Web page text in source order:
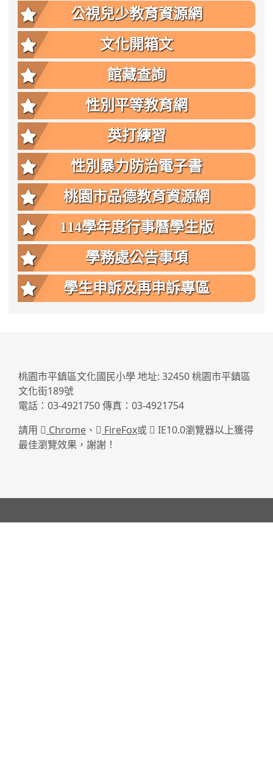
公視兒少教育資源網
文化開箱文
館藏查詢
性別平等教育網
英打練習
性別暴力防治電子書
桃園市品德教育資源網
114學年度行事曆學生版
學務處公告事項
學生申訴及再申訴專區
桃園市平鎮區文化國民小學 地址: 32450 桃園市平鎮區
文化街189號
電話：03-4921750 傳真：03-4921754
請用
Chrome 、 FireFox或
IE10.0瀏覽器以上獲得
最佳瀏覽效果，謝謝！